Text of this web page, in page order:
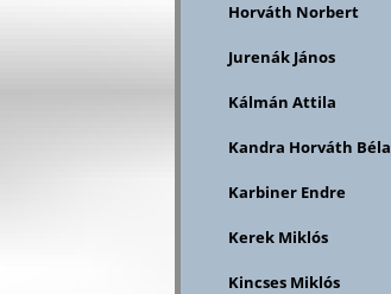
Horváth Norbert
Jurenák János
Kálmán Attila
Kandra Horváth Béla
Karbiner Endre
Kerek Miklós
Kincses Miklós